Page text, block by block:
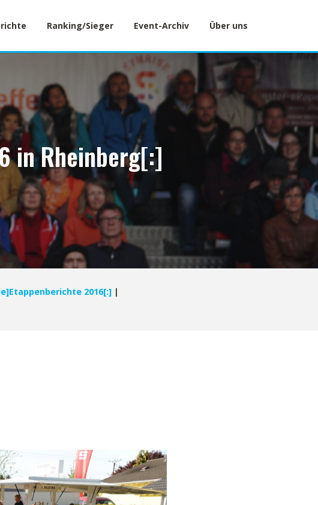
Ranking/Sieger Event-Archiv Über uns
in Rheinberg[:]
2016[:] |